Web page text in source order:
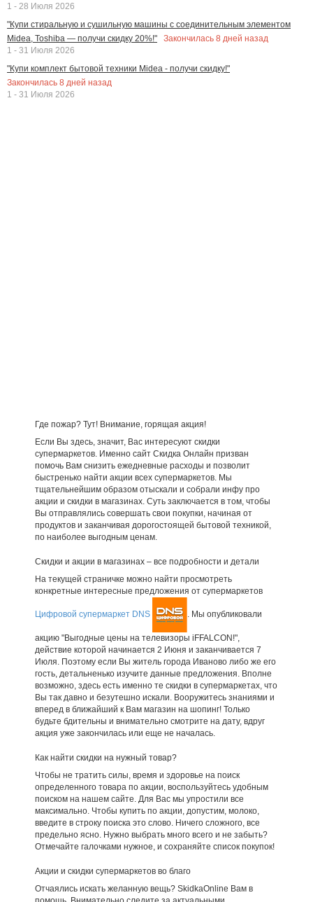
1 - 28 Июля 2026
"Купи стиральную и сушильную машины с соединительным элементом
Midea, Toshiba — получи скидку 20%!"
Закончилась 8 дней назад
1 - 31 Июля 2026
"Купи комплект бытовой техники Midea - получи скидку!"
Закончилась 8 дней назад
1 - 31 Июля 2026
Где пожар? Тут! Внимание, горящая акция!
Если Вы здесь, значит, Вас интересуют скидки
супермаркетов. Именно сайт Скидка Онлайн призван
помочь Вам снизить ежедневные расходы и позволит
быстренько найти акции всех супермаркетов. Мы
тщательнейшим образом отыскали и собрали инфу про
акции и скидки в магазинах. Суть заключается в том, чтобы
Вы отправлялись совершать свои покупки, начиная от
продуктов и заканчивая дорогостоящей бытовой техникой,
по наиболее выгодным ценам.
Скидки и акции в магазинах – все подробности и детали
На текущей страничке можно найти просмотреть
конкретные интересные предложения от супермаркетов
Цифровой супермаркет DNS . Мы опубликовали
акцию "Выгодные цены на телевизоры iFFALCON!",
действие которой начинается 2 Июня и заканчивается 7
Июля. Поэтому если Вы житель города Иваново либо же его
гость, детальненько изучите данные предложения. Вполне
возможно, здесь есть именно те скидки в супермаркетах, что
Вы так давно и безутешно искали. Вооружитесь знаниями и
вперед в ближайший к Вам магазин на шопинг! Только
будьте бдительны и внимательно смотрите на дату, вдруг
акция уже закончилась или еще не началась.
Как найти скидки на нужный товар?
Чтобы не тратить силы, время и здоровье на поиск
определенного товара по акции, воспользуйтесь удобным
поиском на нашем сайте. Для Вас мы упростили все
максимально. Чтобы купить по акции, допустим, молоко,
введите в строку поиска это слово. Ничего сложного, все
предельно ясно. Нужно выбрать много всего и не забыть?
Отмечайте галочками нужное, и сохраняйте список покупок!
Акции и скидки супермаркетов во благо
Отчаялись искать желанную вещь? SkidkaOnline Вам в